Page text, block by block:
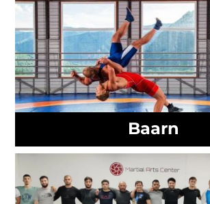
Baarn